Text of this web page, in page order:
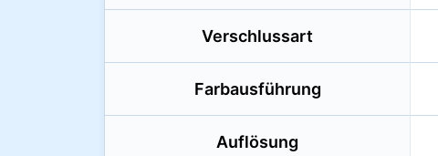
Verschlussart
Farbausführung
Auflösung